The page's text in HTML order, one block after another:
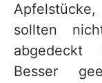
sollten
abgedeckt
Besser